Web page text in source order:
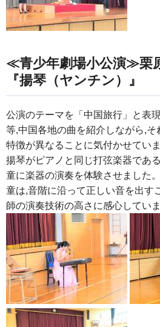
≪青少年劇場小公演≫栗
『揚琴（ヤンチン）』
公演のテーマを「中国旅行」と表
等,中国各地の曲を紹介しながら,
特徴が異なることに気付かせてい
揚琴がピアノと同じ打弦楽器であ
童に楽器の演奏を体験させました
童は,音階に沿って正しい音を出す
師の演奏技術の高さに感心していま